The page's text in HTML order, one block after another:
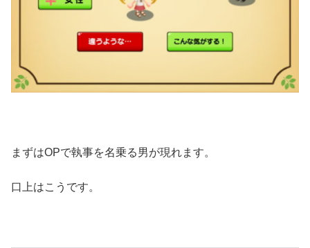
まずはOPで執事を名乗る男が現れます。
口上はこうです。